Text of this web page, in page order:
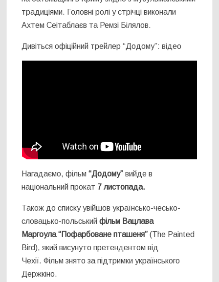
традиціями. Головні ролі у стрічці виконали
Ахтем Сеітаблаєв та Ремзі Білялов.
Дивіться офіційний трейлер “Додому”: відео
Нагадаємо, фільм“Додому” вийде в
національний прокат 7 листопада.
Також до списку увійшов українсько-чесько-
словацько-польськийфільм Вацлава
Маргоула “Пофарбоване пташеня”(The Painted
Bird), який висунуто претендентом від
Чехії. Фільм знято за підтримки українського
Держкіно.